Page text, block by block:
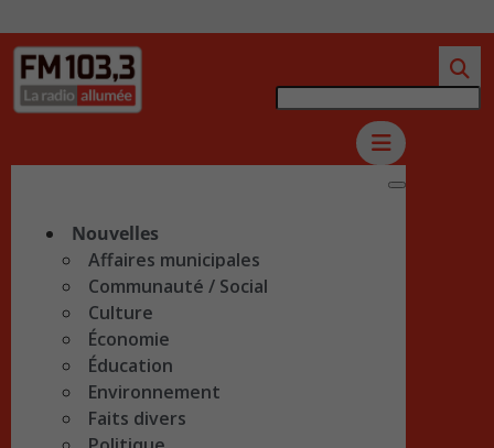
Nouvelles
Affaires municipales
Communauté / Social
Culture
Économie
Éducation
Environnement
Faits divers